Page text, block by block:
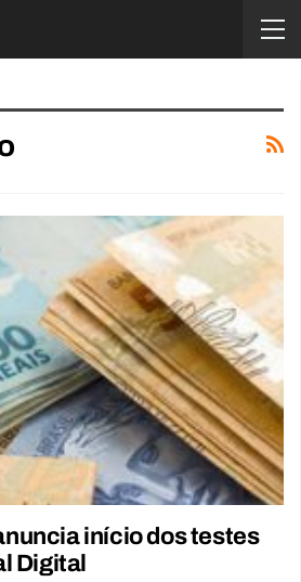
início dos testes
Digital